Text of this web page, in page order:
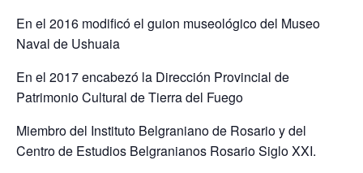
En el 2016 modificó el guion museológico del Museo
Naval de Ushuaia
En el 2017 encabezó la Dirección Provincial de
Patrimonio Cultural de Tierra del Fuego
Miembro del Instituto Belgraniano de Rosario y del
Centro de Estudios Belgranianos Rosario Siglo XXI.